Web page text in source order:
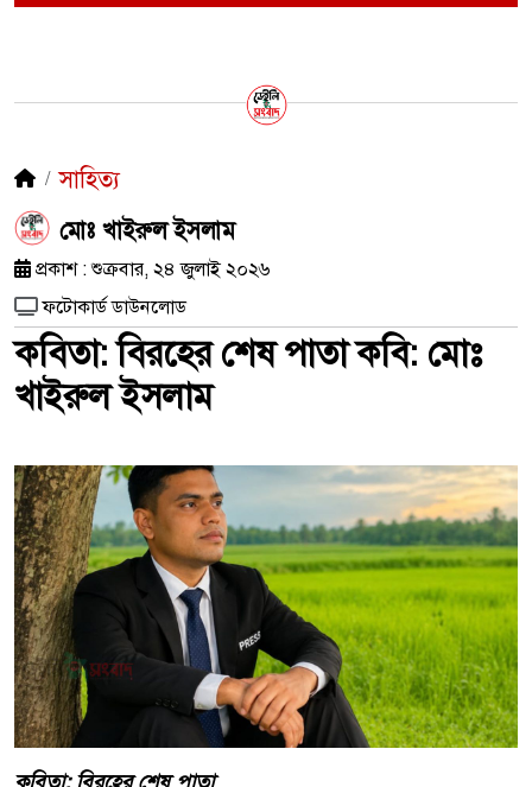
সাহিত্য
মোঃ খাইরুল ইসলাম
প্রকাশ : শুক্রবার, ২৪ জুলাই ২০২৬
ফটোকার্ড ডাউনলোড
কবিতা: বিরহের শেষ পাতা কবি: মোঃ
খাইরুল ইসলাম